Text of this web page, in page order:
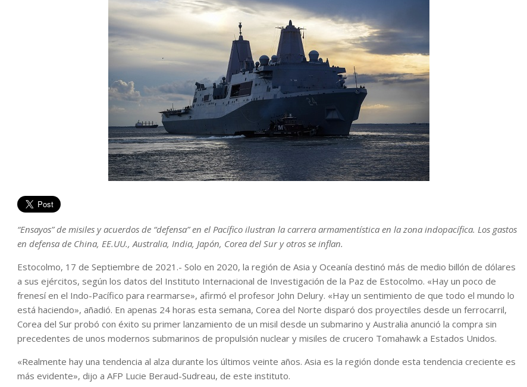
“Ensayos” de misiles y acuerdos de “defensa” en el Pacífico ilustran la carrera armamentística en la zona indopacífica. Los gastos
en defensa de China, EE.UU., Australia, India, Japón, Corea del Sur y otros se inflan.
Estocolmo, 17 de Septiembre de 2021.- Solo en 2020, la región de Asia y Oceanía destinó más de medio billón de dólares
a sus ejércitos, según los datos del Instituto Internacional de Investigación de la Paz de Estocolmo. «Hay un poco de
frenesí en el Indo-Pacífico para rearmarse», afirmó el profesor John Delury. «Hay un sentimiento de que todo el mundo lo
está haciendo», añadió. En apenas 24 horas esta semana, Corea del Norte disparó dos proyectiles desde un ferrocarril,
Corea del Sur probó con éxito su primer lanzamiento de un misil desde un submarino y Australia anunció la compra sin
precedentes de unos modernos submarinos de propulsión nuclear y misiles de crucero Tomahawk a Estados Unidos.
«Realmente hay una tendencia al alza durante los últimos veinte años. Asia es la región donde esta tendencia creciente es
más evidente», dijo a AFP Lucie Beraud-Sudreau, de este instituto.